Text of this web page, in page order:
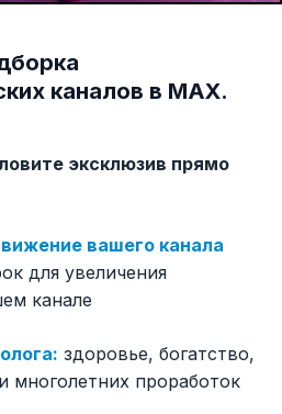
каналов в МАХ.
эксклюзив прямо
вашего канала
для увеличения
канале
здоровье, богатство,
многолетних проработок